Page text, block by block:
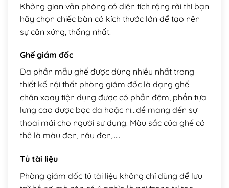
Không gian văn phòng có diện tích rộng rãi thì bạn
hãy chọn chiếc bàn có kích thước lớn để tạo nên
sự cân xứng, thống nhất.
Ghế giám đốc
Đa phần mẫu ghế được dùng nhiều nhất trong
thiết kế nội thất phòng giám đốc là dạng ghế
chân xoay tiện dụng được có phần đệm, phần tựa
lưng cao được bọc da hoặc nỉ…để mang đến sự
thoải mái cho người sử dụng. Màu sắc của ghế có
thể là màu đen, nâu đen,…..
Tủ tài liệu
Phòng giám đốc tủ tài liệu không chỉ dùng để lưu